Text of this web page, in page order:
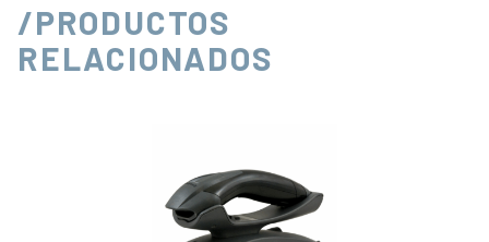
/PRODUCTOS
RELACIONADOS